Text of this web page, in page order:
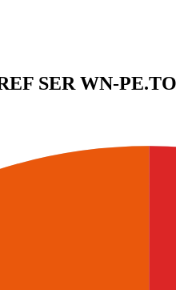
SERWN-PE.TO